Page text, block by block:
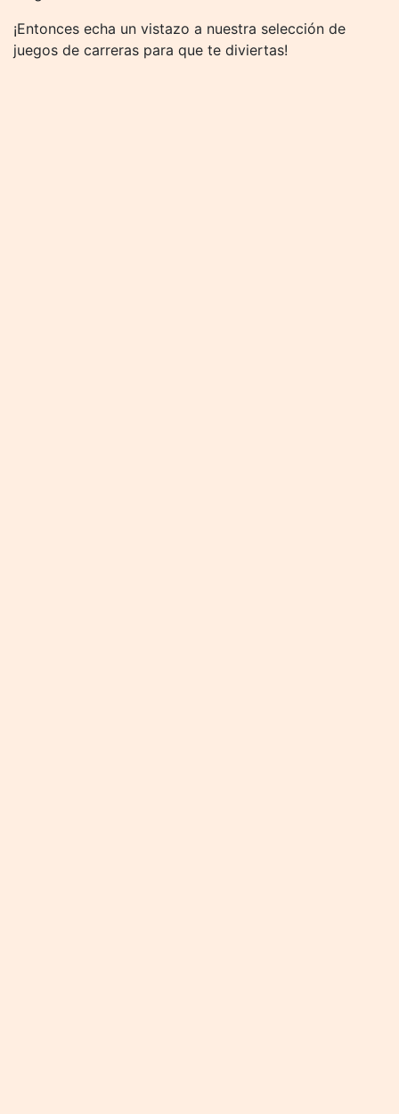
¡Entonces echa un vistazo a nuestra selección de
juegos de carreras para que te diviertas!